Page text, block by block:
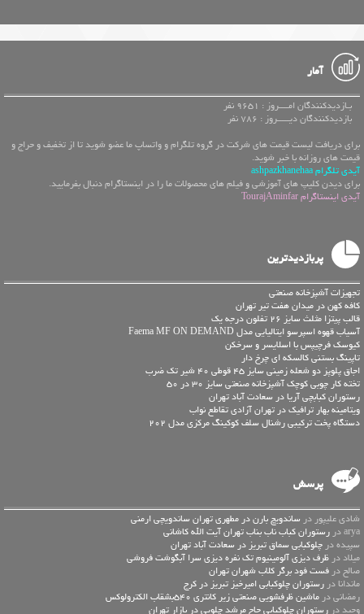
آمار
بـازدیدکنندگان امــــروز : 9651 نفر
بازدیدکنندگان دیـــــروز : 786 نفر
برای دریافت لیست قیمت های شرکت در گروه تلگرام و واتساپ ما عضو شوید تا از تخفیف و حراج و
قیمت های روزانه با خبر شوید.
آیدی تلگرام ashpazkhanehaa
برای دیدن کلیپ های آموزشی و فیلم های محصولات ما را در اینستاگرام دنبال بفرمایید.
آیدی اینستاگرام TourajAminfar
پربازدیدترین
تجهیزات آشپزخانه صنعتی
کافه کهن در میدان هفت تیر تهران
قالب پیتزا مثلث سایز 26 تفلون درجه یک
آسیاب قهوه اسپرسو ایتالیایی مدل Faema MF ON DEMAND
کیوسک فرچیپس با اسلایسر و سرخکن
تاپینگ بستنی کالسکه ای چرخ دار
اجاق پلوپز دو شعله زمینی سایز 45 قوطی 40 شیر تک ضرب
تخته کار چوبی کوچک آشپزخانه صنعتی سایز 30 در 50
رستوران کبابچی آریا در سعادت آباد تهران
ویتامینه بهار ترافیک در تهران آزادی تقاطع نواب
دستگاه پخت ترکیبی رشنال سلف کوکینگ مرکزی مدل 202
پرسش
شادی علیپور در ساندویچ بارن در مطهری تهران ساندویچی ارمنی
arya در
رستوران کباب ناب بناب تهران آیت الله کاشانی
سپیده در چلوکبابی سماق تبریز در سعادت آباد تهران
میلاد در ظرف دیزی آلومینیوم تک نفره دیزی سرا آبگوشت فروشی
صالح در فست فود برگر کلاب شهران تهران
ماندانا در رستوران چلوکبابی امیرخیز تبریز در کرج
رمضانی در ماشین ظرفشویی صنعتی زیر کانتری 540بشقاب الکترولوکس
وحید در رستوران چلوکبابی حاج مرشد چلویی در بازار تهران